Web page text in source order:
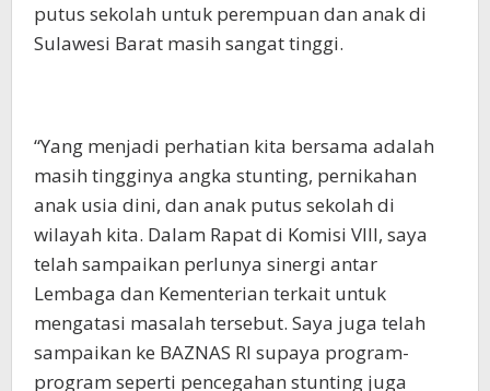
putus sekolah untuk perempuan dan anak di
Sulawesi Barat masih sangat tinggi.
“Yang menjadi perhatian kita bersama adalah
masih tingginya angka stunting, pernikahan
anak usia dini, dan anak putus sekolah di
wilayah kita. Dalam Rapat di Komisi VIII, saya
telah sampaikan perlunya sinergi antar
Lembaga dan Kementerian terkait untuk
mengatasi masalah tersebut. Saya juga telah
sampaikan ke BAZNAS RI supaya program-
program seperti pencegahan stunting juga